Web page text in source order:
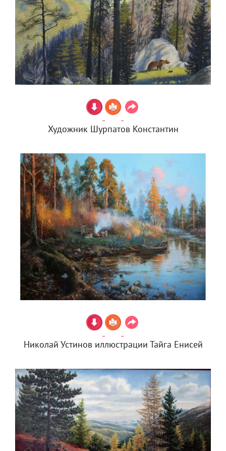
Художник Шурпатов Константин
Николай Устинов иллюстрации Тайга Енисей